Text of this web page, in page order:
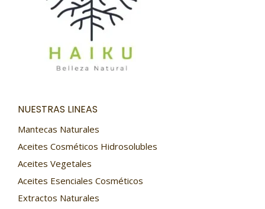
NUESTRAS LINEAS
Mantecas Naturales
Aceites Cosméticos Hidrosolubles
Aceites Vegetales
Aceites Esenciales Cosméticos
Extractos Naturales